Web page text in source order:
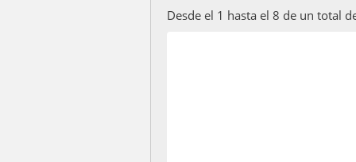
Desde el 1 hasta el 8 de un total